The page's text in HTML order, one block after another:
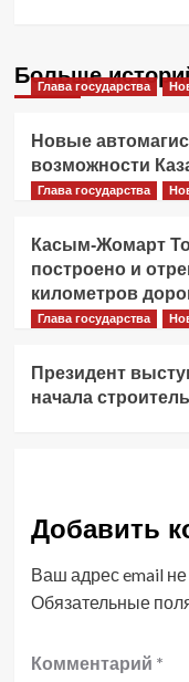
Больше
Глава государства
Новые
возможности
Глава государства
Касым-Жомарт
построено и
километров
Глава государства
Президент
начала
Добавить
Ваш адрес email не
Обязательные
Комментарий *